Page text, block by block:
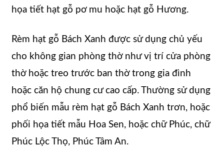
họa tiết hạt gỗ pơ mu hoặc hạt gỗ Hương.
Rèm hạt gỗ Bách Xanh được sử dụng chủ yếu
cho không gian phòng thờ như vị trí cửa phòng
thờ hoặc treo trước ban thờ trong gia đình
hoặc căn hộ chung cư cao cấp. Thường sử dụng
phổ biến mẫu rèm hạt gỗ Bách Xanh trơn, hoặc
phối họa tiết mẫu Hoa Sen, hoặc chữ Phúc, chữ
Phúc Lộc Thọ, Phúc Tâm An.